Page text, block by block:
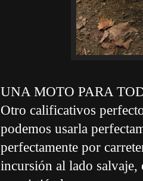
UNA MOTO PARA
Otro calificativos
podemos usarla
perfectamente por
incursión al lado salvaje,